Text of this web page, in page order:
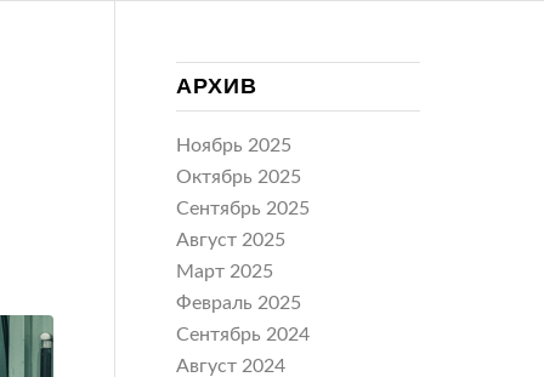
АРХИВ
Ноябрь 2025
Октябрь 2025
Сентябрь 2025
Август 2025
Март 2025
Февраль 2025
Сентябрь 2024
Август 2024